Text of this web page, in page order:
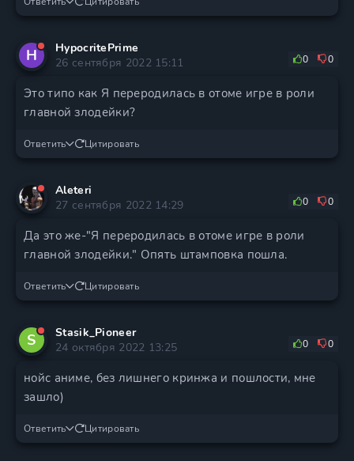
H
HypocritePrime
26 сентября 2022 15:11
0 0
Это типо как Я переродилась в отоме игре в роли
главной злодейки?
Ответить Цитировать
Aleteri
27 сентября 2022 14:29
0 0
Да это же-"Я переродилась в отоме игре в роли
главной злодейки." Опять штамповка пошла.
Ответить Цитировать
S
Stasik_Pioneer
24 октября 2022 13:25
0 0
нойс аниме, без лишнего кринжа и пошлости, мне
зашло)
Ответить Цитировать